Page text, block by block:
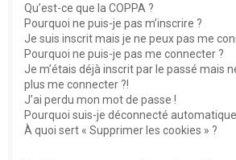
Qu’est-ce que la COPPA ?
Pourquoi ne puis-je pas m’inscrire ?
Je suis inscrit mais je ne peux pas me
Pourquoi ne puis-je pas me connecter ?
Je m’étais déjà inscrit par le passé mais
plus me connecter ?!
J’ai perdu mon mot de passe !
Pourquoi suis-je déconnecté
À quoi sert « Supprimer les cookies » ?